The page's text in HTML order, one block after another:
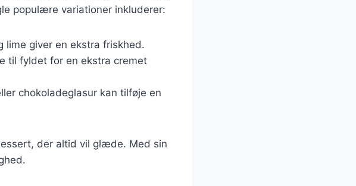
populære variationer inkluderer:
lime giver en ekstra friskhed.
til fyldet for en ekstra cremet
chokoladeglasur kan tilføje en
der altid vil glæde. Med sin